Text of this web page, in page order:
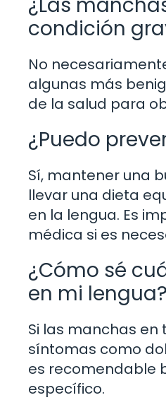
condición
No
algunas más
de la salud para
¿Puedo
Sí, mantener una
llevar una dieta
en la lengua. Es
médica si es
¿Cómo sé
en mi lengua?
Si las manchas
síntomas como
es recomendable
específico.